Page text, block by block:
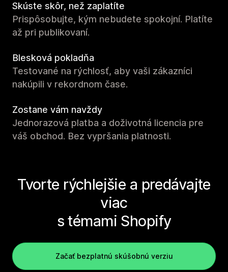
Skúste skôr, než zaplatíte
Prispôsobujte, kým nebudete spokojní. Platíte
až pri publikovaní.
Blesková pokladňa
Testované na rýchlosť, aby vaši zákazníci
nakúpili v rekordnom čase.
Zostane vám navždy
Jednorazová platba a doživotná licencia pre
váš obchod. Bez vypršania platnosti.
Tvorte rýchlejšie a predávajte
viac
s témami Shopify
Začať bezplatnú skúšobnú verziu